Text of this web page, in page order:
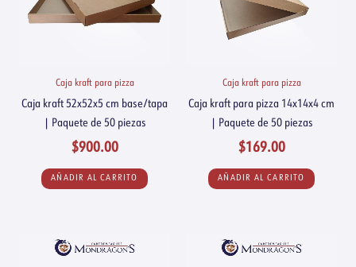
Caja kraft para pizza
Caja kraft 52x52x5 cm base/tapa
| Paquete de 50 piezas
$900.00
AÑADIR AL CARRITO
Caja kraft para pizza
Caja kraft para pizza 14x14x4 cm
| Paquete de 50 piezas
$169.00
AÑADIR AL CARRITO